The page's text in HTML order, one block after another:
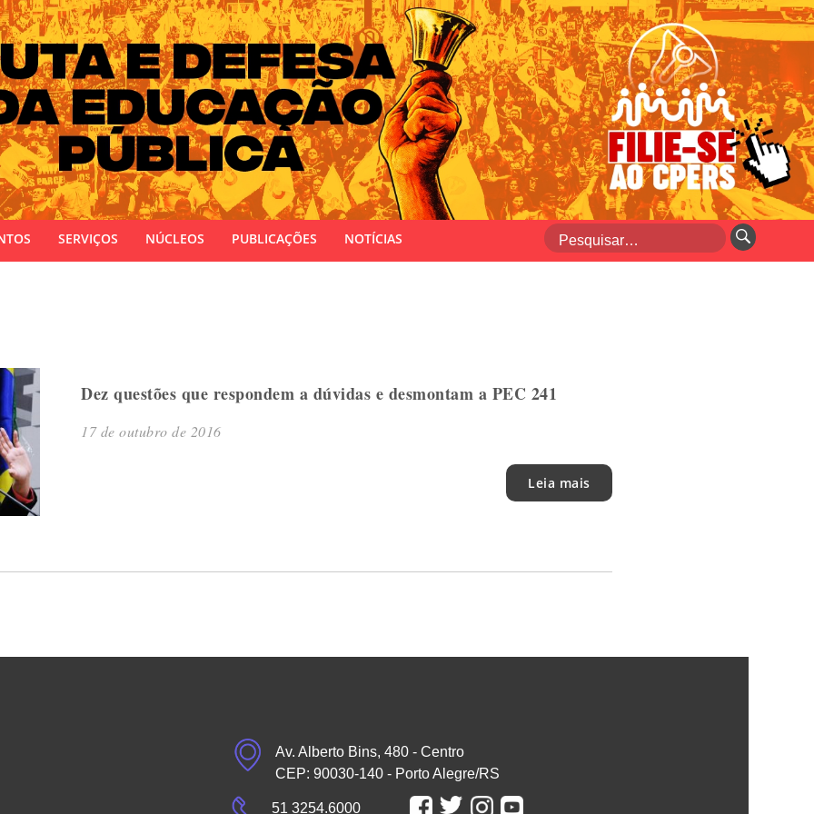
Estado do Rio Grande do Sul
SERVIÇOS NÚCLEOS PUBLICAÇÕES NOTÍCIAS
Dez questões que respondem a dúvidas e desmontam a PEC 241
17 de outubro de 2016
Leia mais
Av. Alberto Bins, 480 - Centro
CEP: 90030-140 - Porto Alegre/RS
51 3254.6000